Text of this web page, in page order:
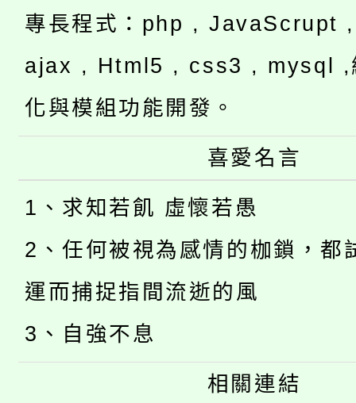
專長程式：php , JavaScrupt
ajax , Html5 , css3 , mysql ,
化與模組功能開發。
喜愛名言
1、求知若飢 虛懷若愚
2、任何被視為感情的枷鎖，都
運而捕捉指間流逝的風
3、自強不息
相關連結